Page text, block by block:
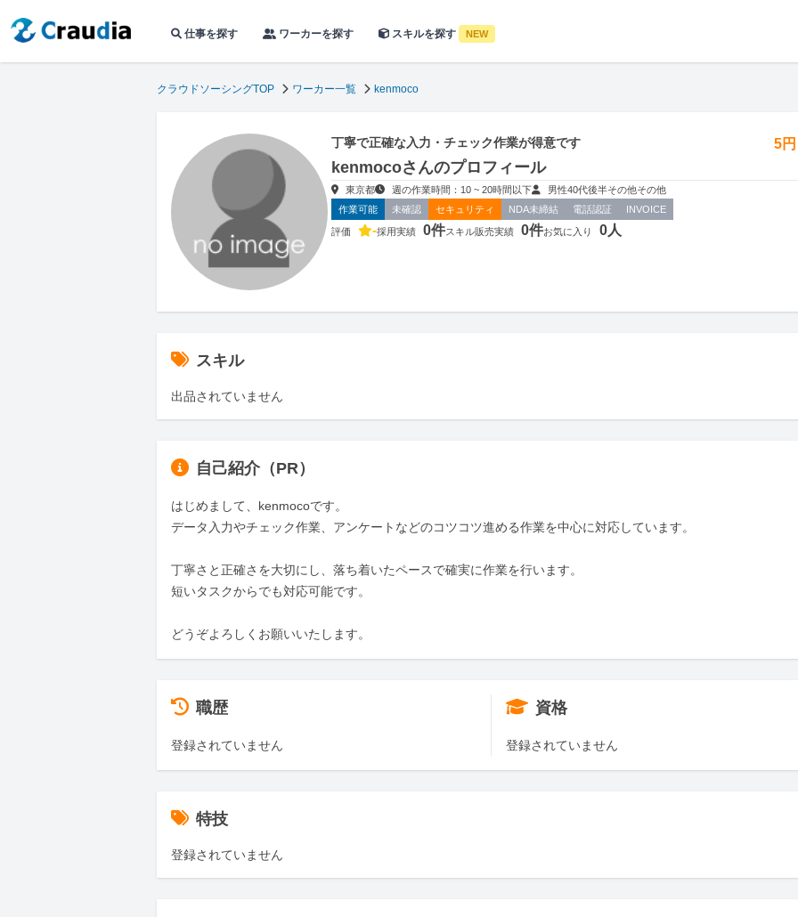
仕事を探す ワーカーを探す スキルを探す NEW
クラウドソーシングTOP ワーカー一覧 kenmoco
丁寧で正確な入力・チェック作業が得意です 5円
kenmocoさんのプロフィール
東京都 週の作業時間：10 ~ 20時間以下 男性40代後半その他その他
作業可能
未確認 セキュリティ NDA未締結 電話認証 INVOICE
評価 -採用実績 0件スキル販売実績 0件お気に入り 0人
スキル
出品されていません
自己紹介（PR）
はじめまして、kenmocoです。
データ入力やチェック作業、アンケートなどのコツコツ進める作業を中心に対応しています。
丁寧さと正確さを大切にし、落ち着いたペースで確実に作業を行います。
短いタスクからでも対応可能です。
どうぞよろしくお願いいたします。
職歴
登録されていません
資格
登録されていません
特技
登録されていません